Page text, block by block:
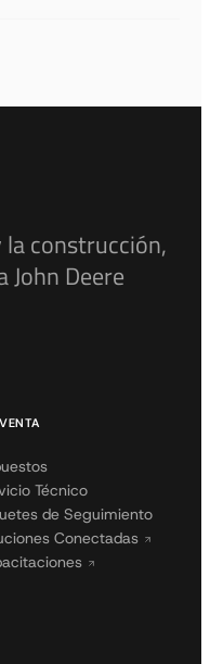
la construcción,
Deere
Técnico
de Seguimiento
Conectadas